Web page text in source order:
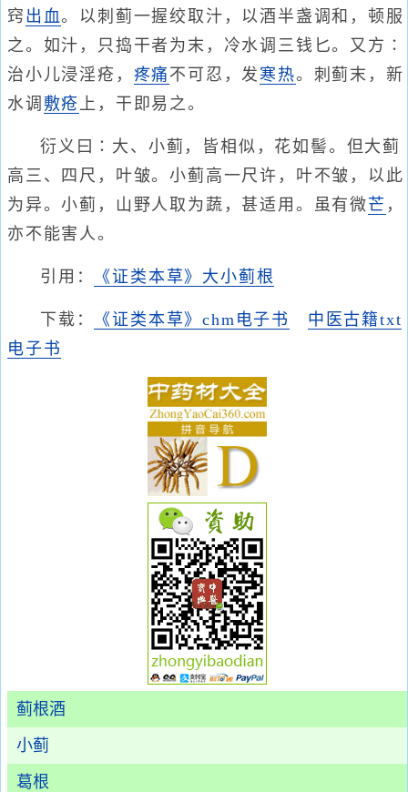
窍 出血。以刺蓟一握绞取汁，以酒半盏调和，顿服
之。如汁，只捣干者为末，冷水调三钱匕。又方∶
治小儿浸淫疮， 疼痛 不可忍，发寒热。刺蓟末，新
水调 敷疮 上，干即易之。
衍义曰∶大、小蓟，皆相似，花如髻。但大蓟
高三、四尺，叶皱。小蓟高一尺许，叶不皱，以此
为异。小蓟，山野人取为蔬，甚适用。虽有微芒 ，
亦不能害人。
引用： 《证类本草》大小蓟根
下载： 《证类本草》chm电子书
中医古籍txt
电子书
蓟根酒
小蓟
葛根